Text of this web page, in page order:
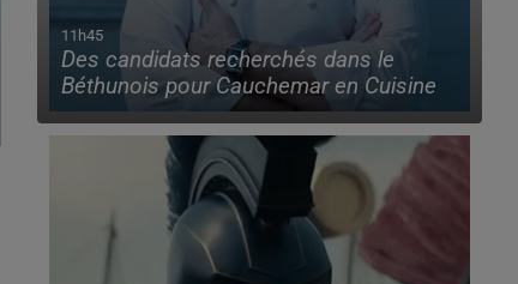
11h45
Des candidats recherchés dans le
Béthunois pour Cauchemar en Cuisine